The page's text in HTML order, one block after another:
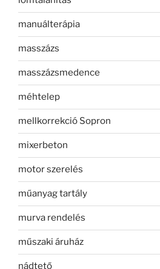
manuálterápia
masszázs
masszázsmedence
méhtelep
mellkorrekció Sopron
mixerbeton
motor szerelés
műanyag tartály
murva rendelés
műszaki áruház
nádtető